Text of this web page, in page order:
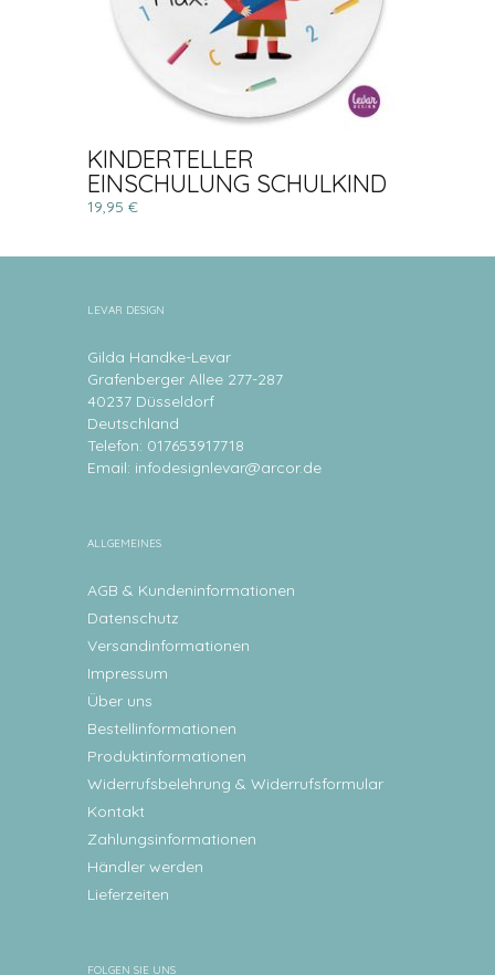
KINDERTELLER
EINSCHULUNG SCHULKIND
19,95 €
LEVAR DESIGN
Gilda Handke-Levar
Grafenberger Allee 277-287
40237 Düsseldorf
Deutschland
Telefon: 017653917718
Email: infodesignlevar@arcor.de
ALLGEMEINES
AGB & Kundeninformationen
Datenschutz
Versandinformationen
Impressum
Über uns
Bestellinformationen
Produktinformationen
Widerrufsbelehrung & Widerrufsformular
Kontakt
Zahlungsinformationen
Händler werden
Lieferzeiten
FOLGEN SIE UNS